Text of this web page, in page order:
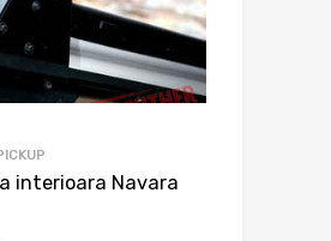
interioara Navara